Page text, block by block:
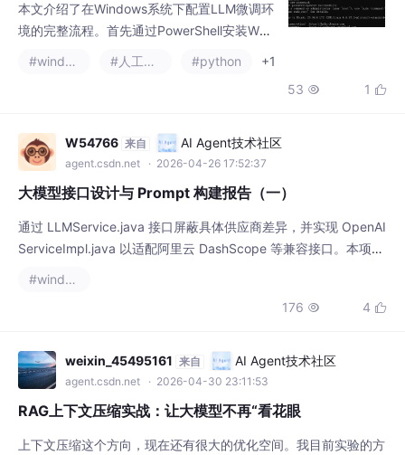
本文介绍了在Windows系统下配置LLM微调环
境的完整流程。首先通过PowerShell安装WSL
da并创建Python3.11虚拟环境。接着克隆LLa
深度学习项目部署的关键步骤，为后续的LLM
模型微调工作做好准备。需要注意的是，Web
UI启动后
#windows #人工智能 #python
+1
53  1 
W54766 来自 AI Agent技术社区
agent.csdn.net · 2026-04-26 17:52:37
大模型接口设计与 Prompt 构建报告（一）
通过 LLMService.java 接口屏蔽具体供应商差异，并实现 OpenAI
ServiceImpl.java 以适配阿里云 DashScope 等兼容接口。本项目
评估报告。定义了 EvaluationResult.java ，用于承载 AI 返回的结
#windows
176  4 
weixin_45495161 来自 AI Agent技术社区
agent.csdn.net · 2026-04-30 23:11:53
RAG上下文压缩实战：让大模型不再“看花眼
上下文压缩这个方向，现在还有很大的优化空间。我目前实验的方